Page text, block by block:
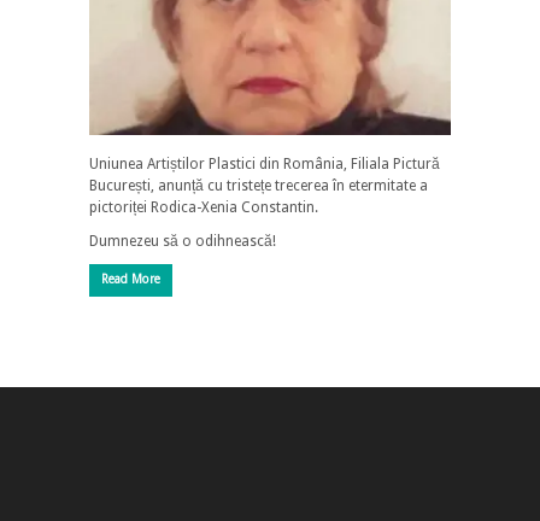
Uniunea Artiștilor Plastici din România, Filiala Pictură
București, anunță cu tristețe trecerea în etermitate a
pictoriței Rodica-Xenia Constantin.
Dumnezeu să o odihnească!
Read More